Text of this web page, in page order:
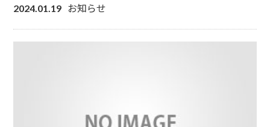
2024.01.19 お知らせ